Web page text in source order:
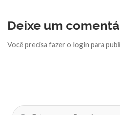
Deixe um
Você precisa fazer o login para